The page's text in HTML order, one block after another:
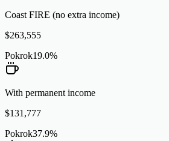
Coast FIRE (no extra income)
$263,555
Pokrok19.0%
With permanent income
$131,777
Pokrok37.9%